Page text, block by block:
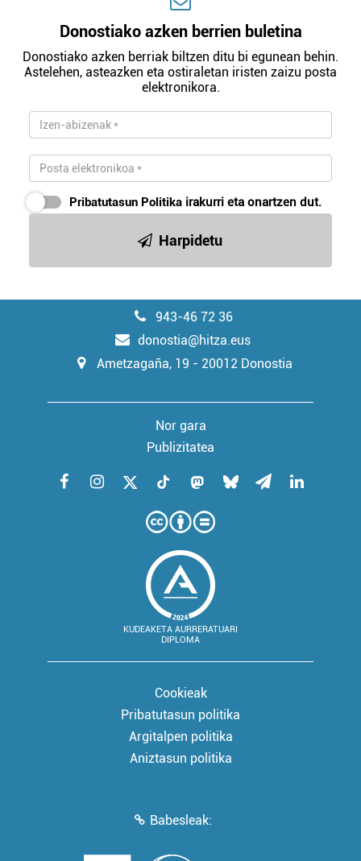
Donostiako azken berrien buletina
Donostiako azken berriak biltzen ditu bi egunean behin.
Astelehen, asteazken eta ostiraletan iristen zaizu posta
elektronikora.
Pribatutasun Politika irakurri eta onartzen dut.
Harpidetu
943-46 72 36
donostia@hitza.eus
Ametzagaña, 19 - 20012 Donostia
Nor gara
Publizitatea
KUDEAKETA AURRERATUARI
DIPLOMA
Cookieak
Pribatutasun politika
Argitalpen politika
Aniztasun politika
Babesleak: